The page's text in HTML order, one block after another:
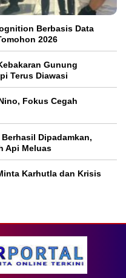
Berbasis Data
2026
Gunung
Terus Diawasi
Fokus Cegah
Dipadamkan,
Api Meluas
Karhutla dan Krisis